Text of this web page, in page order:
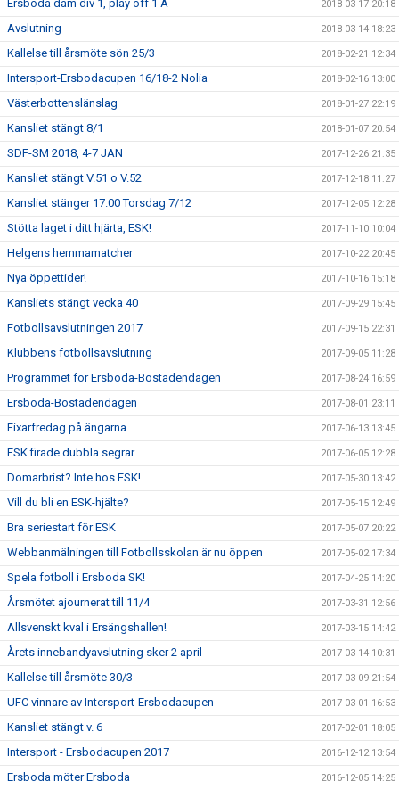
Ersboda dam div 1, play off 1 A 2018-03-17 20:18
Avslutning 2018-03-14 18:23
Kallelse till årsmöte sön 25/3 2018-02-21 12:34
Intersport-Ersbodacupen 16/18-2 Nolia 2018-02-16 13:00
Västerbottenslänslag 2018-01-27 22:19
Kansliet stängt 8/1 2018-01-07 20:54
SDF-SM 2018, 4-7 JAN 2017-12-26 21:35
Kansliet stängt V.51 o V.52 2017-12-18 11:27
Kansliet stänger 17.00 Torsdag 7/12 2017-12-05 12:28
Stötta laget i ditt hjärta, ESK! 2017-11-10 10:04
Helgens hemmamatcher 2017-10-22 20:45
Nya öppettider! 2017-10-16 15:18
Kansliets stängt vecka 40 2017-09-29 15:45
Fotbollsavslutningen 2017 2017-09-15 22:31
Klubbens fotbollsavslutning 2017-09-05 11:28
Programmet för Ersboda-Bostadendagen 2017-08-24 16:59
Ersboda-Bostadendagen 2017-08-01 23:11
Fixarfredag på ängarna 2017-06-13 13:45
ESK firade dubbla segrar 2017-06-05 12:28
Domarbrist? Inte hos ESK! 2017-05-30 13:42
Vill du bli en ESK-hjälte? 2017-05-15 12:49
Bra seriestart för ESK 2017-05-07 20:22
Webbanmälningen till Fotbollsskolan är nu öppen 2017-05-02 17:34
Spela fotboll i Ersboda SK! 2017-04-25 14:20
Årsmötet ajournerat till 11/4 2017-03-31 12:56
Allsvenskt kval i Ersängshallen! 2017-03-15 14:42
Årets innebandyavslutning sker 2 april 2017-03-14 10:31
Kallelse till årsmöte 30/3 2017-03-09 21:54
UFC vinnare av Intersport-Ersbodacupen 2017-03-01 16:53
Kansliet stängt v. 6 2017-02-01 18:05
Intersport - Ersbodacupen 2017 2016-12-12 13:54
Ersboda möter Ersboda 2016-12-05 14:25